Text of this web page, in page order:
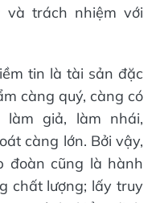
và trách nhiệm với
tin là tài sản đặc
càng quý, càng có
giả, làm nhái,
càng lớn. Bởi vậy,
đoàn cũng là hành
chất lượng; lấy truy